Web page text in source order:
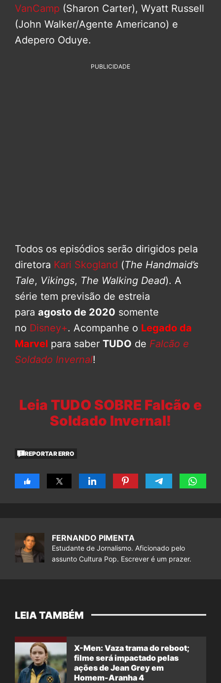
VanCamp (Sharon Carter), Wyatt Russell
(John Walker/Agente Americano) e
Adepero Oduye.
PUBLICIDADE
Todos os episódios serão dirigidos pela
diretora Kari Skogland (The Handmaid’s
Tale, Vikings, The Walking Dead). A
série tem previsão de estreia
para agosto de 2020 somente
no Disney+. Acompanhe o Legado da
Marvel para saber TUDO de Falcão e
Soldado Invernal!
Leia TUDO SOBRE Falcão e
Soldado Invernal!
REPORTAR ERRO
FERNANDO PIMENTA
Estudante de Jornalismo. Aficionado pelo
assunto Cultura Pop. Escrever é um prazer.
LEIA TAMBÉM
X-Men: Vaza trama do reboot;
filme será impactado pelas
ações de Jean Grey em
Homem-Aranha 4